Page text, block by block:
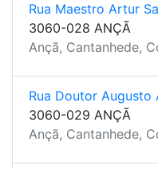
Rua Maestro Artur
3060-028 ANÇÃ
Ançã, Cantanhede,
Rua Doutor Augusto
3060-029 ANÇÃ
Ançã, Cantanhede,